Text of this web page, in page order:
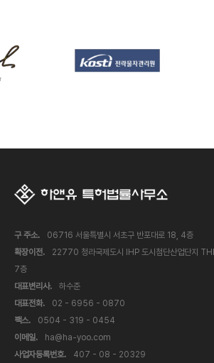
구 주소.
06716 서울특별시 서초구 반포대로 18, 4층
확장이전.
22770 청라국제도시 IHP 도시첨단산업단지
7층
대표변리사.
하수준
대표전화.
02 - 6956 - 0870
팩스.
0504 - 319 - 0454
이메일.
ha@ha-yoo.com
사업자등록번호.
407 - 08 - 20329